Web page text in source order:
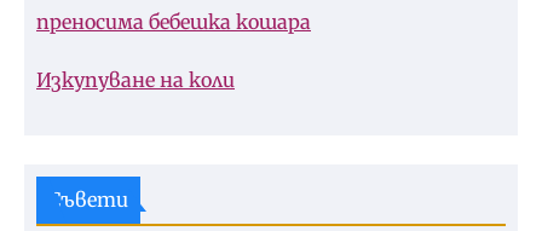
преносима бебешка кошара
Изкупуване на коли
Съвети